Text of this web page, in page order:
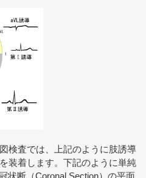
検査では、上記のように肢誘導
装着します。下記のように単純